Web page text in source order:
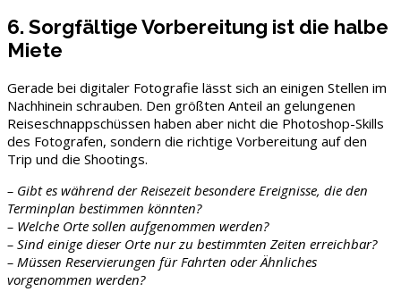
6. Sorgfältige Vorbereitung ist die halbe
Miete
Gerade bei digitaler Fotografie lässt sich an einigen Stellen im
Nachhinein schrauben. Den größten Anteil an gelungenen
Reiseschnappschüssen haben aber nicht die Photoshop-Skills
des Fotografen, sondern die richtige Vorbereitung auf den
Trip und die Shootings.
– Gibt es während der Reisezeit besondere Ereignisse, die den
Terminplan bestimmen könnten?
– Welche Orte sollen aufgenommen werden?
– Sind einige dieser Orte nur zu bestimmten Zeiten erreichbar?
– Müssen Reservierungen für Fahrten oder Ähnliches
vorgenommen werden?